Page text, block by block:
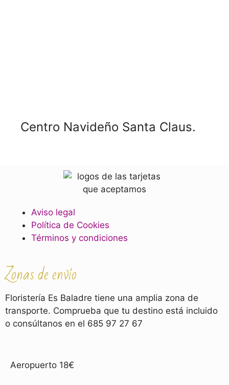
Centro Navideño Santa Claus.
Aviso legal
Política de Cookies
Términos y condiciones
Zonas de envío
Floristería Es Baladre tiene una amplia zona de
transporte. Comprueba que tu destino está incluido
o consúltanos en el 685 97 27 67
Aeropuerto 18€